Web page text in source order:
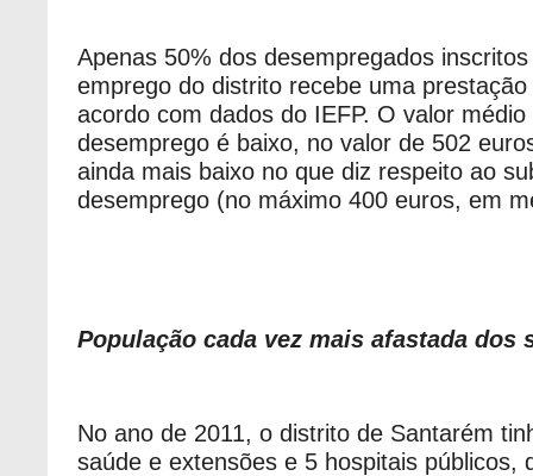
Apenas 50% dos desempregados
emprego do distrito recebe uma
acordo com dados do IEFP. O valor
desemprego é baixo, no valor de 502
ainda mais baixo no que diz respeito ao
desemprego (no máximo 400 euros, em
População cada vez mais afastada dos
No ano de 2011, o distrito de Santarém
saúde e extensões e 5 hospitais públicos,